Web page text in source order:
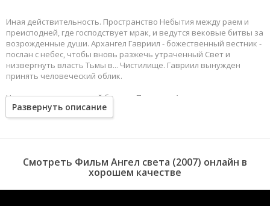
Иная действительность. Пространство Небытия между раем и
преисподней, где господствует мрак, и ведутся вековые битвы за
возрожденные души. Архангел Гавриил - божественный вестник -
послан с небес, чтобы вновь разжечь утраченный Свет и
низвергнуть власть Тьмы в... Чистилище. Гавриил вынужден
принять человеческий облик.
Но на пороге решающей битвы с Падшими Ангелами его
начинает обуревать внутренняя борьба с собственными
человеческими чувствами. Устоит ли Он в этом противоборстве?
Развернуть описание
Смотреть Фильм Ангел света (2007) онлайн в
хорошем качестве